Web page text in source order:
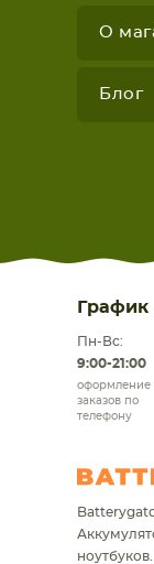
О
Блог
Пн-Вс:
9:00-21:00
оформление
заказов по
телефону
ноутбуков.